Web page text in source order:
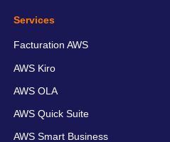
Services
Facturation AWS
AWS Kiro
AWS OLA
AWS Quick Suite
AWS Smart Business